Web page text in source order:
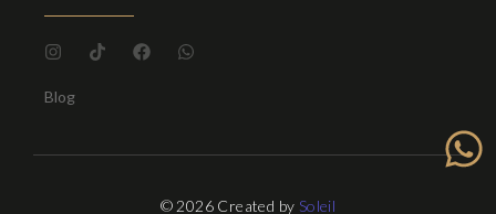
Blog
© 2026 Created by Soleil